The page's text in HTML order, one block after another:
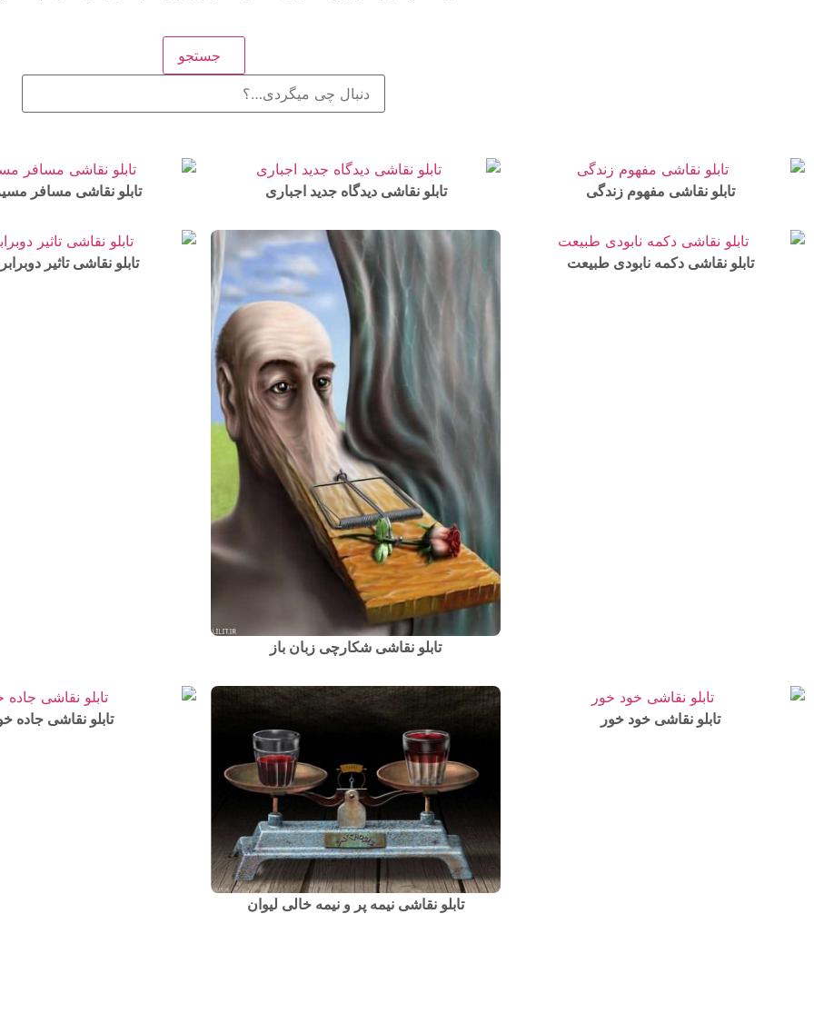
جستجو
تابلو نقاشی مفهوم زندگی تابلو نقاشی دیدگاه جدید اجباری تابلو نقاشی مسافر
تابلو نقاشی دکمه نابودی طبیعت
تابلو نقاشی شکارچی زبان باز
تابلو نقاشی تاثیر
تابلو نقاشی خود خور
تابلو نقاشی نیمه پر و نیمه خالی لیوان
تابلو نقاشی جاده